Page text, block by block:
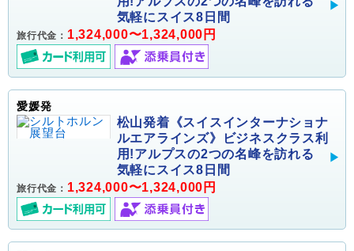
気軽にスイス8日間
旅行代金： 1,324,000〜1,324,000円
愛媛発
松山発着《スイスインターナショナ
ルエアラインズ》ビジネスクラス利
用!アルプスの2つの名峰を訪れる
気軽にスイス8日間
旅行代金： 1,324,000〜1,324,000円